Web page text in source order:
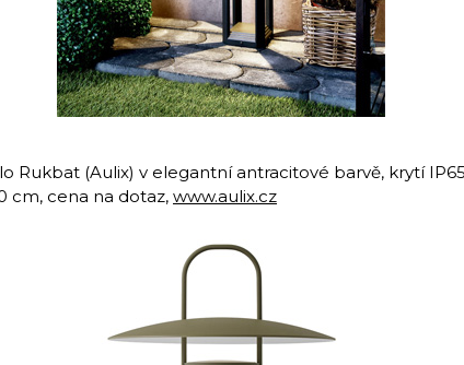
Rukbat (Aulix) v elegantní antracitové barvě, krytí
cm, cena na dotaz, www.aulix.cz